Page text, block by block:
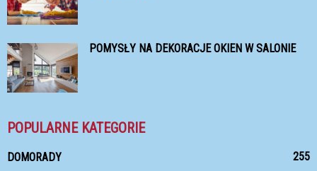
POMYSŁY NA DEKORACJE OKIEN W SALONIE
POPULARNE KATEGORIE
DOMORADY
255